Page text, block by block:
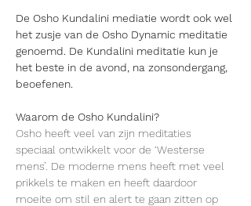
De Osho Kundalini mediatie wordt ook wel
het zusje van de Osho Dynamic meditatie
genoemd. De Kundalini meditatie kun je
het beste in de avond, na zonsondergang,
beoefenen.
Waarom de Osho Kundalini?
Osho heeft veel van zijn meditaties
speciaal ontwikkelt voor de ‘Westerse
mens’. De moderne mens heeft met veel
prikkels te maken en heeft daardoor
moeite om stil en alert te gaan zitten op